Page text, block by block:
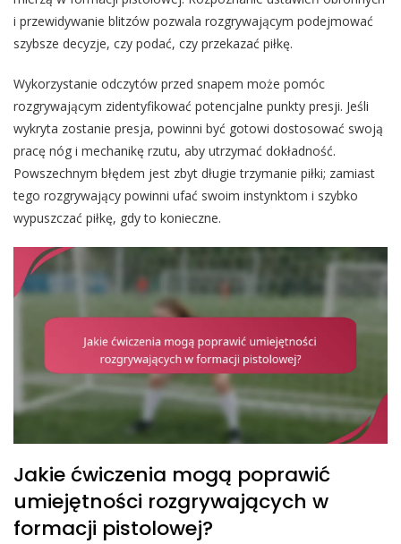
i przewidywanie blitzów pozwala rozgrywającym podejmować
szybsze decyzje, czy podać, czy przekazać piłkę.
Wykorzystanie odczytów przed snapem może pomóc
rozgrywającym zidentyfikować potencjalne punkty presji. Jeśli
wykryta zostanie presja, powinni być gotowi dostosować swoją
pracę nóg i mechanikę rzutu, aby utrzymać dokładność.
Powszechnym błędem jest zbyt długie trzymanie piłki; zamiast
tego rozgrywający powinni ufać swoim instynktom i szybko
wypuszczać piłkę, gdy to konieczne.
Jakie ćwiczenia mogą poprawić
umiejętności rozgrywających w
formacji pistolowej?